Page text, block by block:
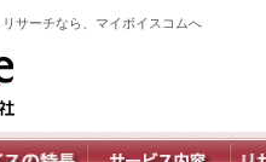
サーチなら、マイボイスコムへ